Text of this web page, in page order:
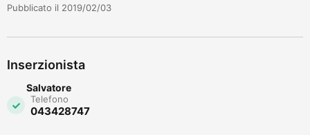
Pubblicato il 2019/02/03
Inserzionista
Salvatore
Telefono
043428747